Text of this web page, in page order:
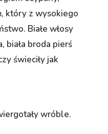
który z wysokiego
Białe włosy
biała broda pierś
świeciły jak
wróble.